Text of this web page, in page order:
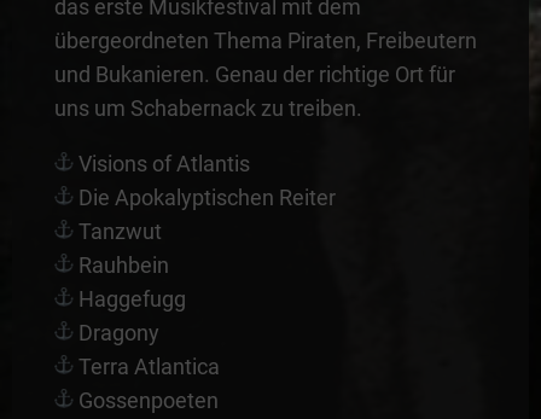
das erste Musikfestival mit dem
übergeordneten Thema Piraten, Freibeutern
und Bukanieren. Genau der richtige Ort für
uns um Schabernack zu treiben.
Visions of Atlantis
Die Apokalyptischen Reiter
Tanzwut
Rauhbein
Haggefugg
Dragony
Terra Atlantica
Gossenpoeten